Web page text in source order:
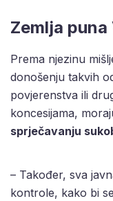
Zemlja puna
Prema njezinu
donošenju takvih
povjerenstva ili
koncesijama,
sprječavanju
– Također, sva
kontrole, kako bi